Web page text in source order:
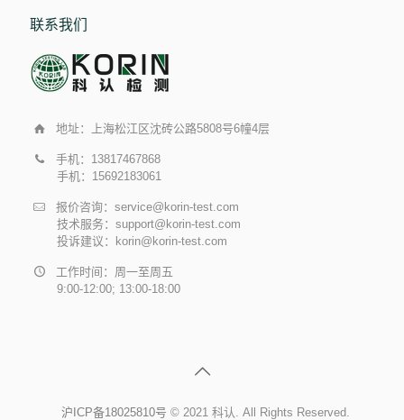
联系我们
地址：上海松江区沈砖公路5808号6幢4层
手机：13817467868
手机：15692183061
报价咨询：service@korin-test.com
技术服务：support@korin-test.com
投诉建议：korin@korin-test.com
工作时间：周一至周五
9:00-12:00; 13:00-18:00
沪ICP备18025810号 © 2021 科认. All Rights Reserved.